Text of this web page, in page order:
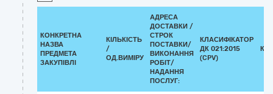
КОНКРЕТНА
НАЗВА
ПРЕДМЕТА
ЗАКУПІВЛІ
КІЛЬКІСТЬ
/
ОД.ВИМІРУ
АДРЕСА
ДОСТАВКИ /
СТРОК
ПОСТАВКИ/
ВИКОНАННЯ
РОБІТ/
НАДАННЯ
ПОСЛУГ:
КЛАСИФІКАТОР
ДК 021:2015
(CPV)